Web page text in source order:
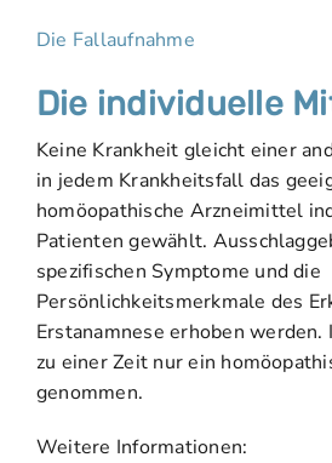
Die Fallaufnahme
Die individuelle
Keine Krankheit gleicht einer
in jedem Krankheitsfall das
homöopathische Arzneimittel
Patienten gewählt.
spezifischen Symptome und die
Persönlichkeitsmerkmale des
Erstanamnese erhoben
zu einer Zeit nur ein
genommen.
Weitere Informationen: